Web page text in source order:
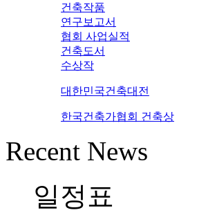
건축작품
연구보고서
협회 사업실적
건축도서
수상작
대한민국건축대전
한국건축가협회 건축상
Recent News
일정표